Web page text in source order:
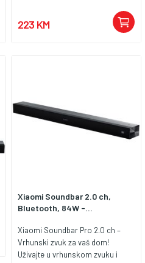
223 KM
Xiaomi Soundbar 2.0 ch,
Bluetooth, 84W -...
Xiaomi Soundbar Pro 2.0 ch –
Vrhunski zvuk za vaš dom!
Uživajte u vrhunskom zvuku i